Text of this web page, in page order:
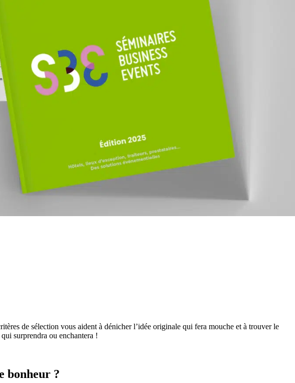
de sélection vous aident à dénicher l’idée originale qui fera mouche et à trouver le
surprendra ou enchantera !
bonheur ?